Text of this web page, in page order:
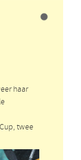
haar
twee